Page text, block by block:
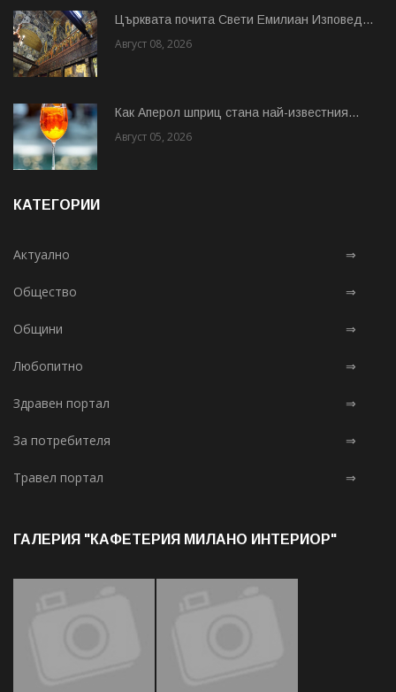
Църквата почита Свeти Емилиан Изповед...
Август 08, 2026
Как Аперол шприц стана най-известния...
Август 05, 2026
КАТЕГОРИИ
Актуално ⇒
Общество ⇒
Общини ⇒
Любопитно ⇒
Здравен портал ⇒
За потребителя ⇒
Травел портал ⇒
ГАЛЕРИЯ "КАФЕТЕРИЯ МИЛАНО ИНТЕРИОР"